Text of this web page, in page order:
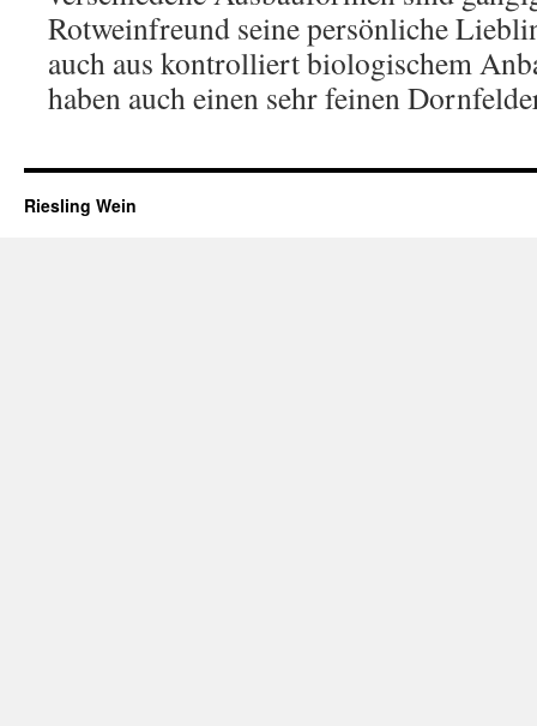
Rotweinfreund seine persönliche
auch aus kontrolliert biologischem
haben auch einen sehr feinen
Riesling Wein